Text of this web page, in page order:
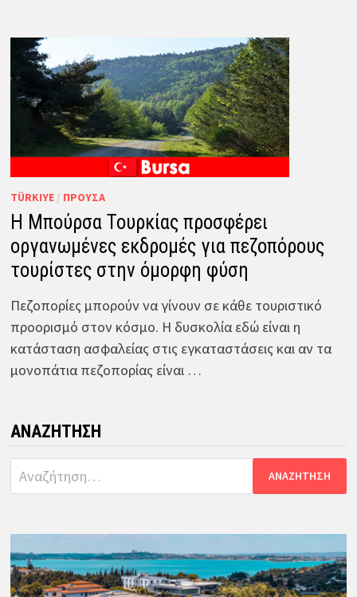
TÜRKIYE/ ΠΡΟΎΣΑ
Η Μπούρσα Τουρκίας προσφέρει
οργανωμένες εκδρομές για πεζοπόρους
τουρίστες στην όμορφη φύση
Πεζοπορίες μπορούν να γίνουν σε κάθε τουριστικό
προορισμό στον κόσμο. Η δυσκολία εδώ είναι η
κατάσταση ασφαλείας στις εγκαταστάσεις και αν τα
μονοπάτια πεζοπορίας είναι …
ΑΝΑΖΉΤΗΣΗ
Αναζήτηση
για: